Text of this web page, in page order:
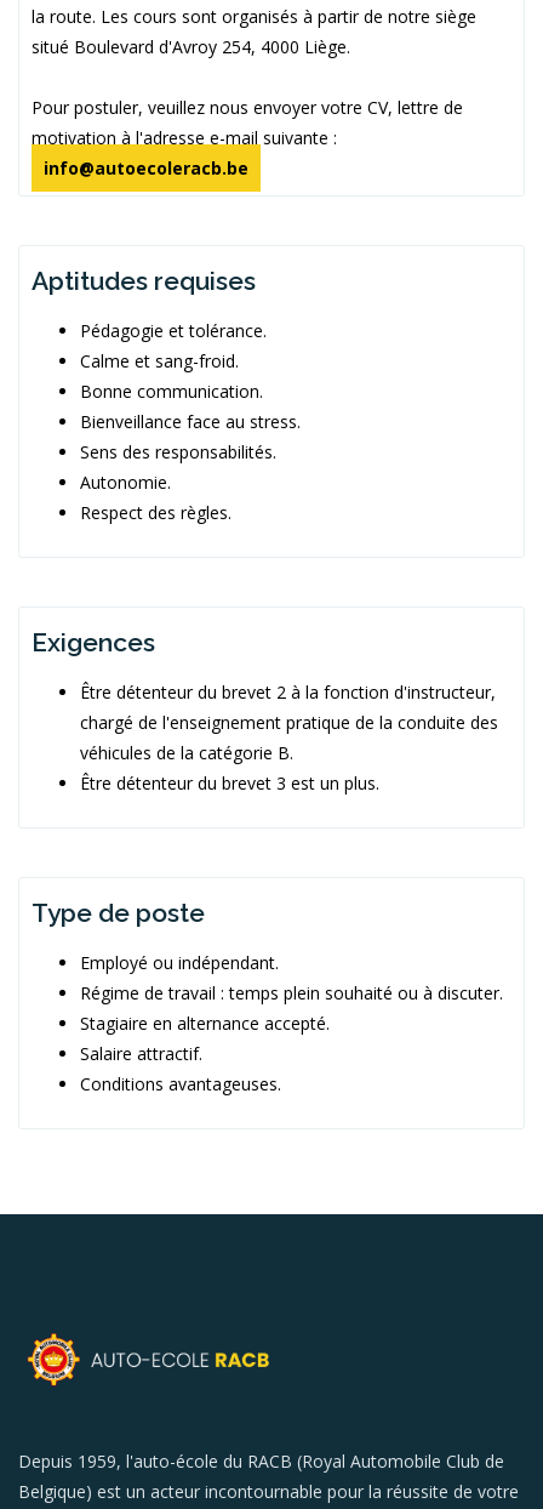
la route. Les cours sont organisés à partir de notre siège
situé Boulevard d'Avroy 254, 4000 Liège.
Pour postuler, veuillez nous envoyer votre CV, lettre de
motivation à l'adresse e-mail suivante :
info@autoecoleracb.be
Aptitudes requises
Pédagogie et tolérance.
Calme et sang-froid.
Bonne communication.
Bienveillance face au stress.
Sens des responsabilités.
Autonomie.
Respect des règles.
Exigences
Être détenteur du brevet 2 à la fonction d'instructeur,
chargé de l'enseignement pratique de la conduite des
véhicules de la catégorie B.
Être détenteur du brevet 3 est un plus.
Type de poste
Employé ou indépendant.
Régime de travail : temps plein souhaité ou à discuter.
Stagiaire en alternance accepté.
Salaire attractif.
Conditions avantageuses.
Depuis 1959, l'auto-école du RACB (Royal Automobile Club de
Belgique) est un acteur incontournable pour la réussite de votre